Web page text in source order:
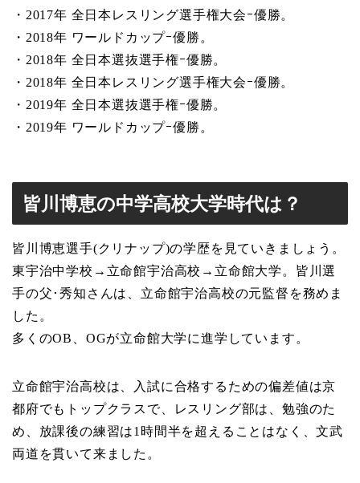
・2017年 全日本レスリング選手権大会ｰ優勝。
・2018年 ワールドカップｰ優勝。
・2018年 全日本選抜選手権ｰ優勝。
・2018年 全日本レスリング選手権大会ｰ優勝。
・2019年 全日本選抜選手権ｰ優勝。
・2019年 ワールドカップｰ優勝。
皆川博恵の中学高校大学時代は？
皆川博恵選手(クリナップ)の学歴を見ていきましょう。
東宇治中学校→立命館宇治高校→立命館大学。皆川選
手の父･秀知さんは、立命館宇治高校の元監督を務めま
した。
多くのOB、OGが立命館大学に進学しています。
立命館宇治高校は、入試に合格するための偏差値は京
都府でもトップクラスで、レスリング部は、勉強のた
め、放課後の練習は1時間半を超えることはなく、文武
両道を貫いて来ました。